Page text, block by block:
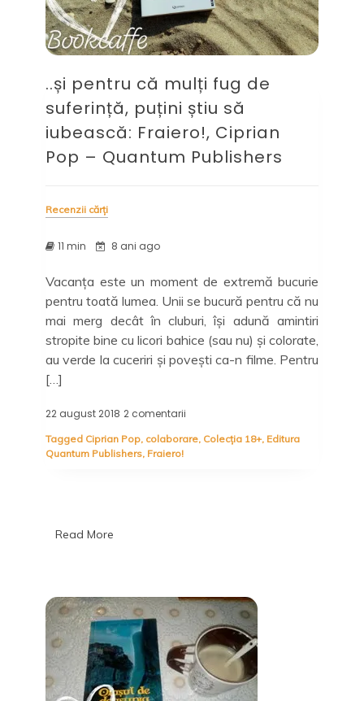
..și pentru că mulți fug de
suferință, puțini știu să
iubească: Fraiero!, Ciprian
Pop – Quantum Publishers
Recenzii cărți
11 min 8 ani ago
Vacanța este un moment de extremă bucurie
pentru toată lumea. Unii se bucură pentru că nu
mai merg decât în cluburi, își adună amintiri
stropite bine cu licori bahice (sau nu) și colorate,
au verde la cuceriri și povești ca-n filme. Pentru
[…]
22 august 2018 2 comentarii
pentru
Ciprian
Pop
Quantum
Publishers
Tagged Ciprian Pop, colaborare, Colecția 18+, Editura
Quantum Publishers, Fraiero!
Read More